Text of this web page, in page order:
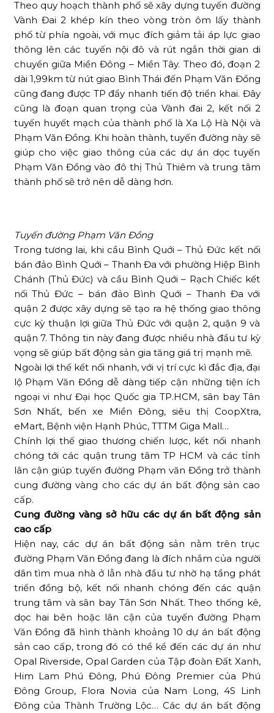
Theo quy hoạch thành phố sẽ xây dựng tuyến đường
Vành Đai 2 khép kín theo vòng tròn ôm lấy thành
phố từ phía ngoài, với mục đích giảm tải áp lực giao
thông lên các tuyến nội đô và rút ngắn thời gian di
chuyển giữa Miền Đông – Miền Tây. Theo đó, đoạn 2
dài 1,99km từ nút giao Bình Thái đến Phạm Văn Đồng
cũng đang được TP đẩy nhanh tiến độ triển khai. Đây
cũng là đoạn quan trọng của Vành đai 2, kết nối 2
tuyến huyết mạch của thành phố là Xa Lộ Hà Nội và
Phạm Văn Đồng. Khi hoàn thành, tuyến đường này sẽ
giúp cho việc giao thông của các dự án dọc tuyến
Phạm Văn Đồng vào đô thị Thủ Thiêm và trung tâm
thành phố sẽ trở nên dễ dàng hơn.
Tuyến đường Phạm Văn Đồng
Trong tương lai, khi cầu Bình Quới – Thủ Đức kết nối
bán đảo Bình Quới – Thanh Đa với phường Hiệp Bình
Chánh (Thủ Đức) và cầu Bình Quới – Rạch Chiếc kết
nối Thủ Đức – bán đảo Bình Quới – Thanh Đa với
quận 2 được xây dựng sẽ tạo ra hệ thống giao thông
cực kỳ thuận lợi giữa Thủ Đức với quận 2, quận 9 và
quận 7. Thông tin này đang được nhiều nhà đầu tư kỳ
vọng sẽ giúp bất động sản gia tăng giá trị mạnh mẽ.
Ngoài lợi thế kết nối nhanh, với vị trí cực kì đắc địa, đại
lộ Phạm Văn Đồng dễ dàng tiếp cận những tiện ích
ngoại vi như Đại học Quốc gia TP.HCM, sân bay Tân
Sơn Nhất, bến xe Miền Đông, siêu thị CoopXtra,
eMart, Bệnh viện Hạnh Phúc, TTTM Giga Mall…
Chính lợi thế giao thương chiến lược, kết nối nhanh
chóng tới các quận trung tâm TP HCM và các tỉnh
lân cận giúp tuyến đường Phạm văn Đồng trở thành
cung đường vàng cho các dự án bất động sản cao
cấp.
Cung đường vàng sở hữu các dự án bất động sản
cao cấp
Hiện nay, các dự án bất động sản nằm trên trục
đường Phạm Văn Đồng đang là đích nhắm của người
dân tìm mua nhà ở lẫn nhà đầu tư nhờ hạ tầng phát
triển đồng bộ, kết nối nhanh chóng đến các quận
trung tâm và sân bay Tân Sơn Nhất. Theo thống kê,
dọc hai bên hoặc lân cận của tuyến đường Phạm
Văn Đồng đã hình thành khoảng 10 dự án bất động
sản cao cấp, trong đó có thể kể đến các dự án như
Opal Riverside, Opal Garden của Tập đoàn Đất Xanh,
Him Lam Phú Đông, Phú Đông Premier của Phú
Đông Group, Flora Novia của Nam Long, 4S Linh
Đông của Thành Trường Lộc… Các dự án bất động